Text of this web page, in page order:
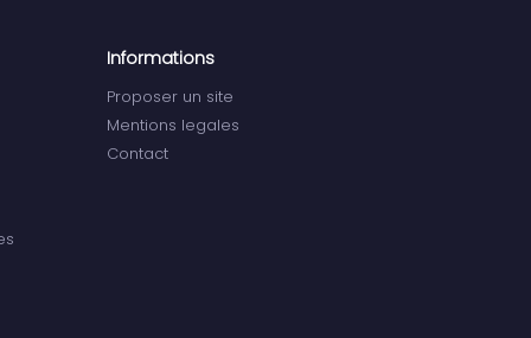
Informations
Proposer un site
Mentions legales
Contact